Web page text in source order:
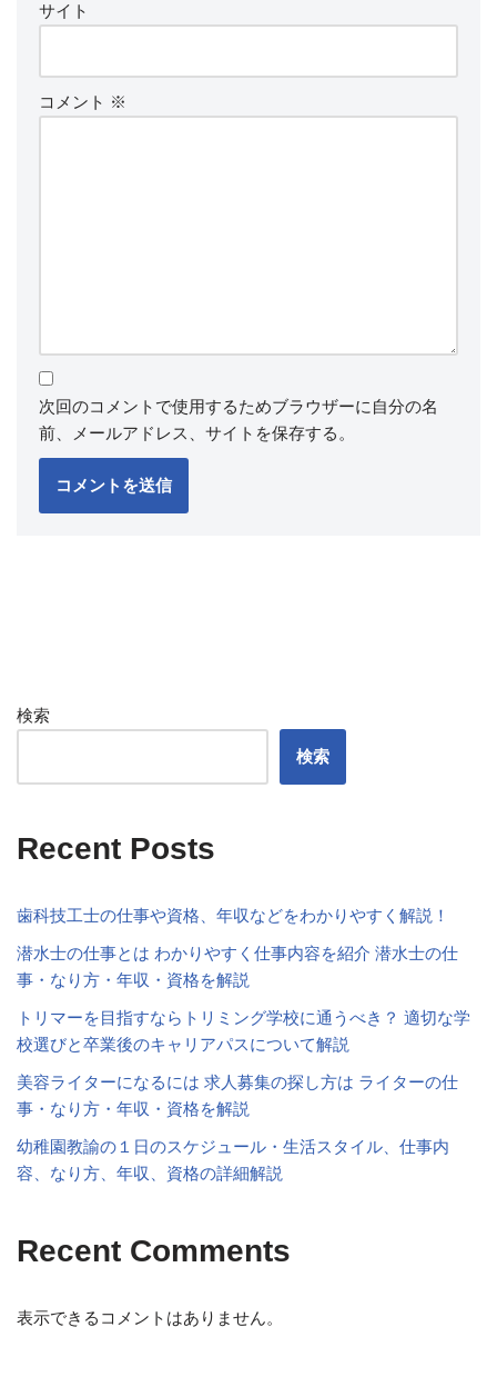
サイト
コメント ※
次回のコメントで使用するためブラウザーに自分の名
前、メールアドレス、サイトを保存する。
検索
検索
Recent Posts
歯科技工士の仕事や資格、年収などをわかりやすく解説！
潜水士の仕事とは わかりやすく仕事内容を紹介 潜水士の仕
事・なり方・年収・資格を解説
トリマーを目指すならトリミング学校に通うべき？ 適切な学
校選びと卒業後のキャリアパスについて解説
美容ライターになるには 求人募集の探し方は ライターの仕
事・なり方・年収・資格を解説
幼稚園教諭の１日のスケジュール・生活スタイル、仕事内
容、なり方、年収、資格の詳細解説
Recent Comments
表示できるコメントはありません。